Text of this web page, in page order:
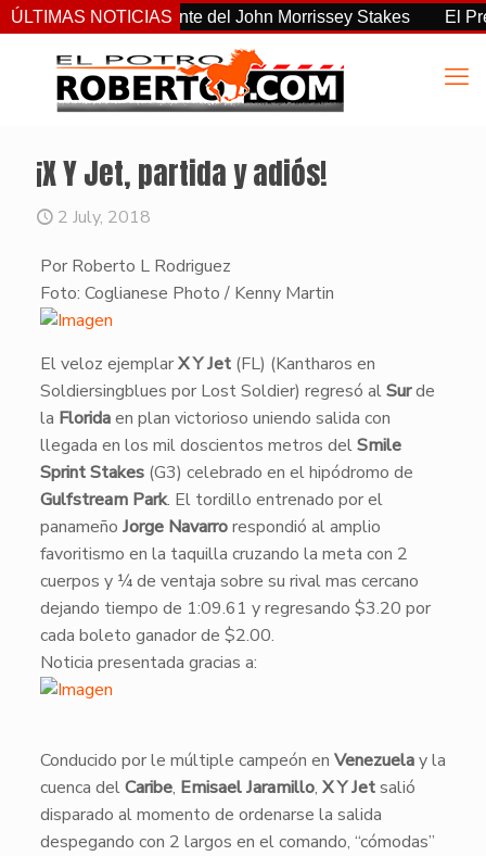
ÚLTIMAS NOTICIAS
más consistente del John Morrissey Stakes El
¡X Y Jet, partida y adiós!
2 July, 2018
Por Roberto L Rodriguez
​Foto: Coglianese Photo / Kenny Martin
​El veloz ejemplarX Y Jet(FL) (Kantharos en
Soldiersingblues por Lost Soldier) regresó alSurde
la Floridaen plan victorioso uniendo salida con
llegada en los mil doscientos metros delSmile
Sprint Stakes(G3) celebrado en el hipódromo de
Gulfstream Park. El tordillo entrenado por el
panameño Jorge Navarrorespondió al amplio
favoritismo en la taquilla cruzando la meta con 2
cuerpos y ¼ de ventaja sobre su rival mas cercano
dejando tiempo de 1:09.61 y regresando $3.20 por
cada boleto ganador de $2.00.
Noticia presentada gracias a:
Conducido por le múltiple campeón en Venezuelay la
cuenca delCaribe, Emisael Jaramillo, X Y Jetsalió
disparado al momento de ordenarse la salida
despegando con 2 largos en el comando, “cómodas”